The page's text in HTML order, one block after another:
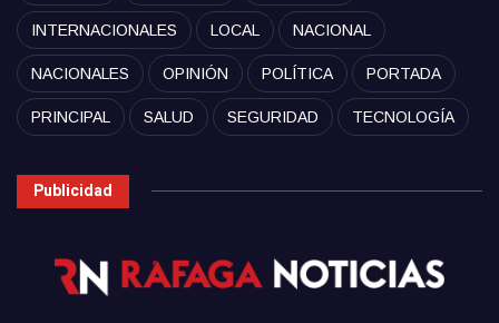
INTERNACIONALES LOCAL NACIONAL
NACIONALES OPINIÓN POLÍTICA PORTADA
PRINCIPAL SALUD SEGURIDAD TECNOLOGÍA
Publicidad